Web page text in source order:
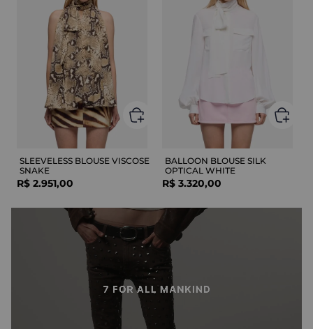
SLEEVELESS BLOUSE VISCOSE
SNAKE
R$ 2.951,00
BALLOON BLOUSE SILK
OPTICAL WHITE
R$ 3.320,00